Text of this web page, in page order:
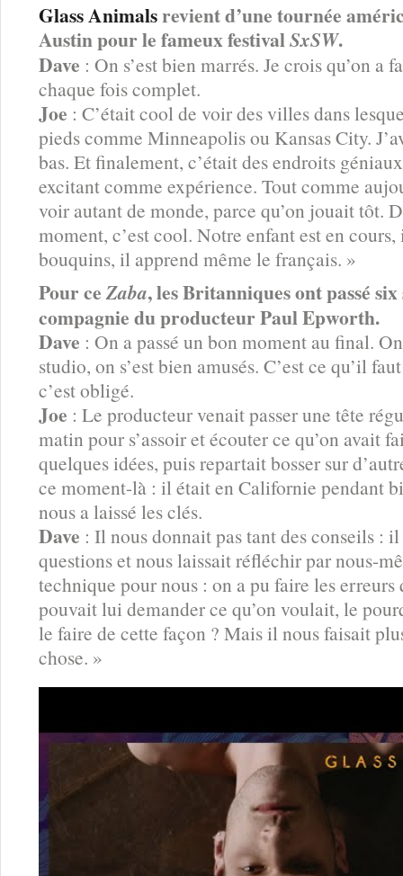
Glass Animalsrevient d’une tournée
Austin pour le fameux festivalSxSW.
Dave : On s’est bien marrés. Je crois qu’on a
chaque fois complet.
Joe : C’était cool de voir des villes dans
pieds comme Minneapolis ou Kansas City.
bas. Et finalement, c’était des endroits
excitant comme expérience. Tout comme
voir autant de monde, parce qu’on jouait tôt.
moment, c’est cool. Notre enfant est en
bouquins, il apprend même le français. »
Pour ceZaba, les Britanniques ont passé
compagnie du producteur Paul Epworth.
Dave : On a passé un bon moment au final.
studio, on s’est bien amusés. C’est ce qu’il
c’est obligé.
Joe : Le producteur venait passer une tête
matin pour s’assoir et écouter ce qu’on avait
quelques idées, puis repartait bosser sur
ce moment-là : il était en Californie pendant
nous a laissé les clés.
Dave : Il nous donnait pas tant des conseils :
questions et nous laissait réfléchir par nous-
technique pour nous : on a pu faire les
pouvait lui demander ce qu’on voulait, le
le faire de cette façon ? Mais il nous faisait
chose. »